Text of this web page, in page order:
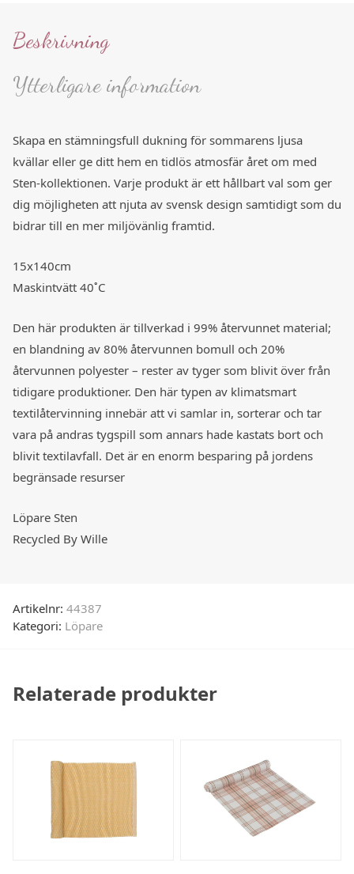
Beskrivning
Ytterligare information
Skapa en stämningsfull dukning för sommarens ljusa
kvällar eller ge ditt hem en tidlös atmosfär året om med
Sten-kollektionen. Varje produkt är ett hållbart val som ger
dig möjligheten att njuta av svensk design samtidigt som du
bidrar till en mer miljövänlig framtid.
15x140cm
Maskintvätt 40˚C
Den här produkten är tillverkad i 99% återvunnet material;
en blandning av 80% återvunnen bomull och 20%
återvunnen polyester – rester av tyger som blivit över från
tidigare produktioner. Den här typen av klimatsmart
textilåtervinning innebär att vi samlar in, sorterar och tar
vara på andras tygspill som annars hade kastats bort och
blivit textilavfall. Det är en enorm besparing på jordens
begränsade resurser
Löpare Sten
Recycled By Wille
Artikelnr: 44387
Kategori: Löpare
Relaterade produkter